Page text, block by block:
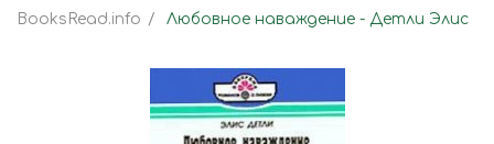
BooksRead.info Любовное наваждение - Детли Элис